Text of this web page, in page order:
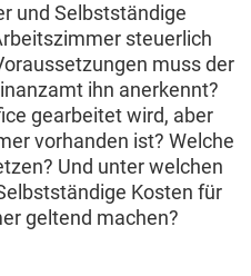
und Selbstständige
steuerlich
muss der
ihn anerkennt?
gearbeitet wird, aber
vorhanden ist? Welche
Und unter welchen
Kosten für
geltend machen?